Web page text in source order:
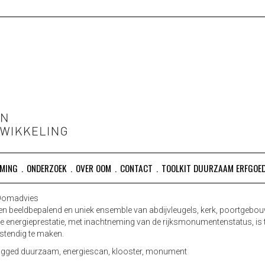
ONDERZOEK OVER OOM CONTACT TOOLKIT DUURZAAM
beeldbepalend en uniek ensemble van abdijvleugels, kerk,
met inachtneming van de rijksmonumentenstatus, is
te maken.
duurzaam energiescan klooster, monument